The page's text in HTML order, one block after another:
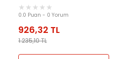
Flex Kablosu
0.0 Puan - 0 Yorum
926,32 TL
1.235,10TL